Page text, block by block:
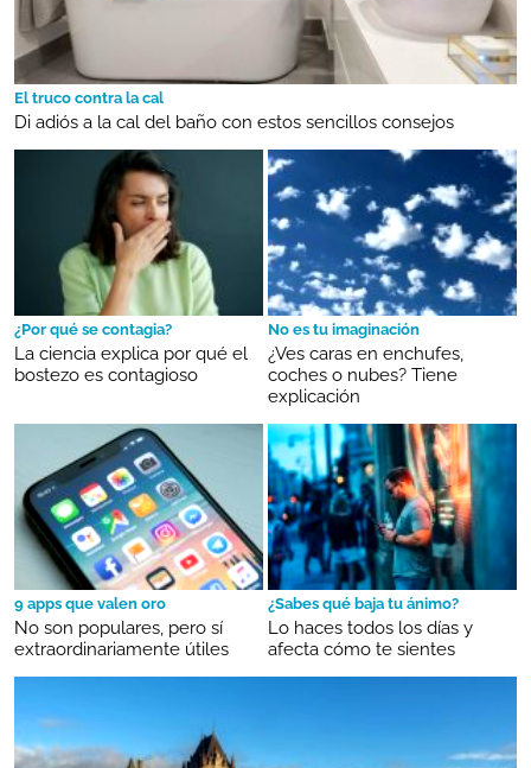
El truco contra la cal
Di adiós a la cal del baño con estos sencillos consejos
¿Por qué se contagia?
La ciencia explica por qué el
bostezo es contagioso
No es tu imaginación
¿Ves caras en enchufes,
coches o nubes? Tiene
explicación
9 apps que valen oro
No son populares, pero sí
extraordinariamente útiles
¿Sabes qué baja tu ánimo?
Lo haces todos los días y
afecta cómo te sientes